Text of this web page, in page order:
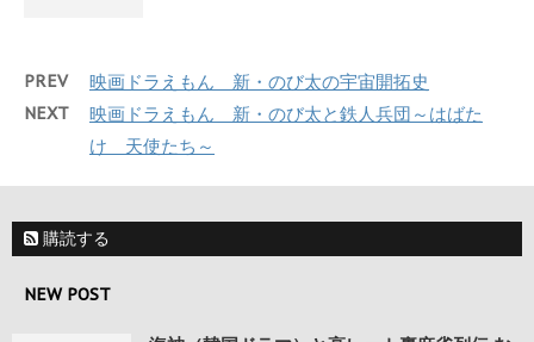
PREV 映画ドラえもん 新・のび太の宇宙開拓史
NEXT
映画ドラえもん 新・のび太と鉄人兵団～はばた
け 天使たち～
購読する
NEW POST